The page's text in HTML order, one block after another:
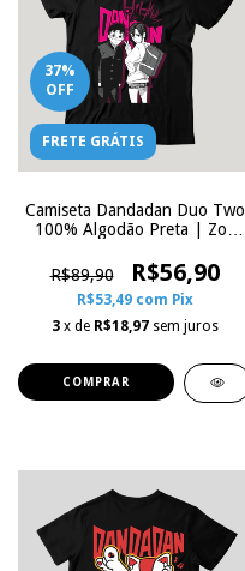
37%
OFF
FRETE GRÁTIS
Camiseta Dandadan Duo Two
100% Algodão Preta | Zoe
R$89,90
R$56,90
R$53,49 com Pix
3 x de R$18,97 sem juros
COMPRAR